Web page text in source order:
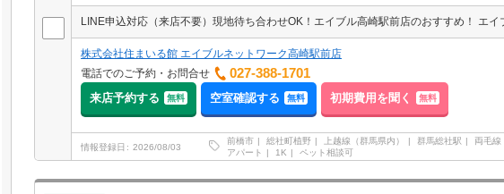
株式会社住まいる館 エイブルネットワーク高崎駅前店
電話でのご予約・お問合せ
027-388-1701
来店予約する 無料 空室確認する 無料 初期費用を聞く 無料
情報登録日 2026/08/03
前橋市 総社町植野 上越線（群馬県内） 群馬総社駅 両毛線
アパート
1K ペット相談可